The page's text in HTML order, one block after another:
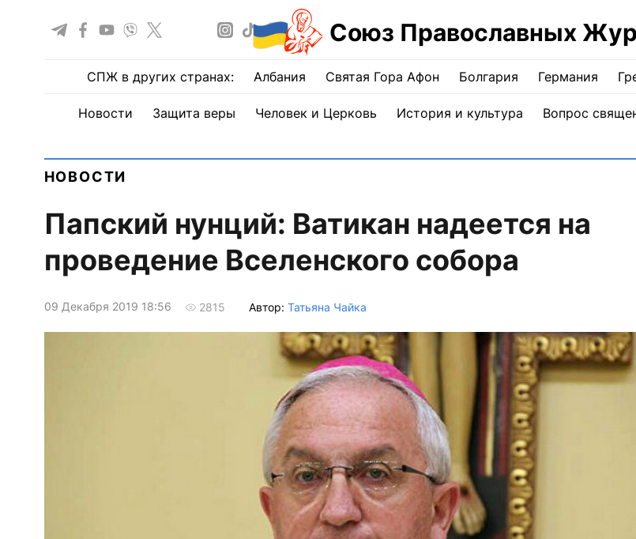
Союз Православных
СПЖ в других странах: Албания Святая Гора Афон Болгария Германия
Новости Защита веры Человек и Церковь История и культура Вопрос
НОВОСТИ
Папский нунций: Ватикан надеется на
проведение Вселенского собора
09 Декабря 2019 18:56 2815 Автор: Татьяна Чайка